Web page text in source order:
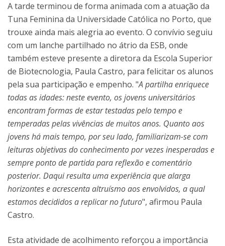
A tarde terminou de forma animada com a atuação da
Tuna Feminina da Universidade Católica no Porto, que
trouxe ainda mais alegria ao evento. O convívio seguiu
com um lanche partilhado no átrio da ESB, onde
também esteve presente a diretora da Escola Superior
de Biotecnologia, Paula Castro, para felicitar os alunos
pela sua participação e empenho. "A partilha enriquece
todas as idades: neste evento, os jovens universitários
encontram formas de estar testadas pelo tempo e
temperadas pelas vivências de muitos anos. Quanto aos
jovens há mais tempo, por seu lado, familiarizam-se com
leituras objetivas do conhecimento por vezes inesperadas e
sempre ponto de partida para reflexão e comentário
posterior. Daqui resulta uma experiência que alarga
horizontes e acrescenta altruísmo aos envolvidos, a qual
estamos decididos a replicar no futuro", afirmou Paula
Castro.
Esta atividade de acolhimento reforçou a importância